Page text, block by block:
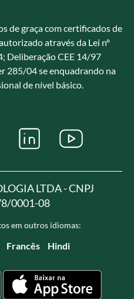
de graça com certificados de
através da Lei nº
Deliberação CEE 14/97
285/04 se enquadrando na
de nível básico.
LTDA - CNPJ
0001-08
em outros idiomas:
Francês Hindi